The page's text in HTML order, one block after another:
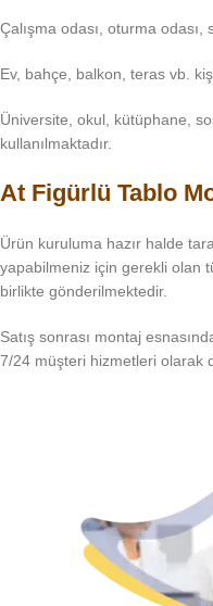
Çalışma odası, oturma odası,
Ev, bahçe, balkon, teras vb.
Üniversite, okul, kütüphane,
kullanılmaktadır.
At Figürlü Tablo
Ürün kuruluma hazır halde
yapabilmeniz için gerekli olan
birlikte gönderilmektedir.
Satış sonrası montaj
7/24 müşteri hizmetleri olarak